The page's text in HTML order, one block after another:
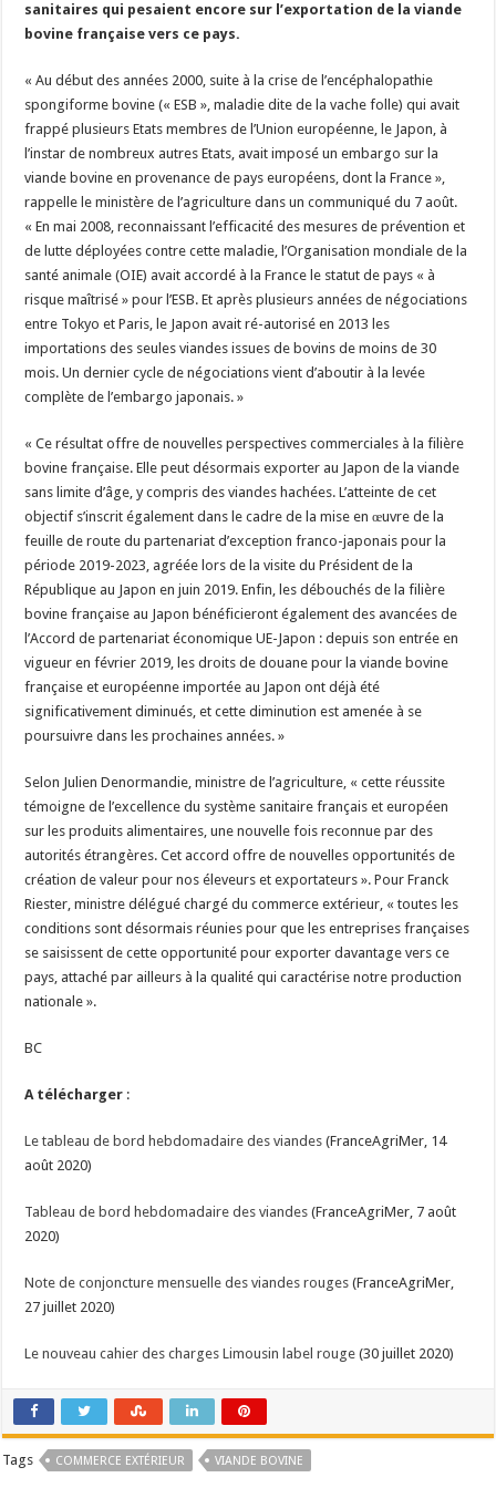
Un été fructueux pour Lactalis
sanitaires qui pesaient encore sur l’exportation de la viande
bovine française vers ce pays.
« Au début des années 2000, suite à la crise de l’encéphalopathie
spongiforme bovine (« ESB », maladie dite de la vache folle) qui avait
frappé plusieurs Etats membres de l’Union européenne, le Japon, à
l’instar de nombreux autres Etats, avait imposé un embargo sur la
viande bovine en provenance de pays européens, dont la France »,
rappelle le ministère de l’agriculture dans un communiqué du 7 août.
« En mai 2008, reconnaissant l’efficacité des mesures de prévention et
de lutte déployées contre cette maladie, l’Organisation mondiale de la
santé animale (OIE) avait accordé à la France le statut de pays « à
risque maîtrisé » pour l’ESB. Et après plusieurs années de négociations
entre Tokyo et Paris, le Japon avait ré-autorisé en 2013 les
importations des seules viandes issues de bovins de moins de 30
mois. Un dernier cycle de négociations vient d’aboutir à la levée
complète de l’embargo japonais. »
« Ce résultat offre de nouvelles perspectives commerciales à la filière
bovine française. Elle peut désormais exporter au Japon de la viande
sans limite d’âge, y compris des viandes hachées. L’atteinte de cet
objectif s’inscrit également dans le cadre de la mise en œuvre de la
feuille de route du partenariat d’exception franco-japonais pour la
période 2019-2023, agréée lors de la visite du Président de la
République au Japon en juin 2019. Enfin, les débouchés de la filière
bovine française au Japon bénéficieront également des avancées de
l’Accord de partenariat économique UE-Japon : depuis son entrée en
vigueur en février 2019, les droits de douane pour la viande bovine
française et européenne importée au Japon ont déjà été
significativement diminués, et cette diminution est amenée à se
poursuivre dans les prochaines années. »
Selon Julien Denormandie, ministre de l’agriculture, « cette réussite
témoigne de l’excellence du système sanitaire français et européen
sur les produits alimentaires, une nouvelle fois reconnue par des
autorités étrangères. Cet accord offre de nouvelles opportunités de
création de valeur pour nos éleveurs et exportateurs ». Pour Franck
Riester, ministre délégué chargé du commerce extérieur, « toutes les
conditions sont désormais réunies pour que les entreprises françaises
se saisissent de cette opportunité pour exporter davantage vers ce
pays, attaché par ailleurs à la qualité qui caractérise notre production
nationale ».
BC
A télécharger :
Le tableau de bord hebdomadaire des viandes (FranceAgriMer, 14
août 2020)
Tableau de bord hebdomadaire des viandes (FranceAgriMer, 7 août
2020)
Note de conjoncture mensuelle des viandes rouges (FranceAgriMer,
27 juillet 2020)
Le nouveau cahier des charges Limousin label rouge (30 juillet 2020)
Tags COMMERCE EXTÉRIEUR VIANDE BOVINE